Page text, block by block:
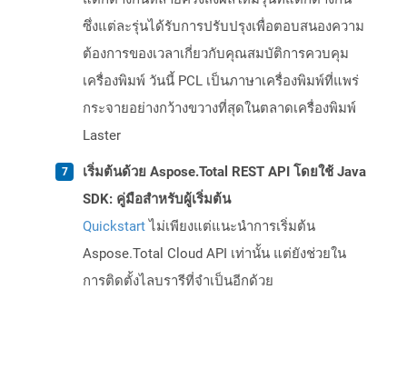
ซึ่งแต่ละรุ่นได้รับการปรับปรุงเพื่อตอบสนองความ
ต้องการของเวลาเกี่ยวกับคุณสมบัติการควบคุม
เครื่องพิมพ์ วันนี้ PCL เป็นภาษาเครื่องพิมพ์ที่แพร่
กระจายอย่างกว้างขวางที่สุดในตลาดเครื่องพิมพ์
Laster
เริ่มต้นด้วย Aspose.Total REST API โดยใช้ Java
SDK: คู่มือสำหรับผู้เริ่มต้น
Quickstartไม่เพียงแต่แนะนำการเริ่มต้น
Aspose.Total Cloud API เท่านั้น แต่ยังช่วยใน
การติดตั้งไลบรารีที่จำเป็นอีกด้วย